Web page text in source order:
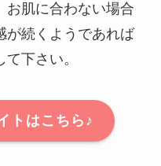
お肌に合わない場合
が続くようであれば
下さい。
トはこちら♪